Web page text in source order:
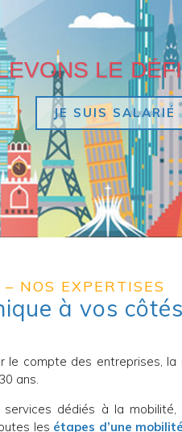
LE
JE SUIS SALARIÉ
NOS EXPERTISES
à vos
le compte des entreprises,
ans.
dédiés à la
les étapes d’une mobilité